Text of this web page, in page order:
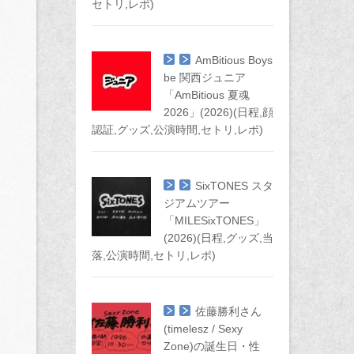
セトリ,レポ)
AmBitious Boys
be 関西ジュニア
「AmBitious 夏魂
2026」(2026)(日程,顔
認証,グッズ,公演時間,セトリ,レポ)
SixTONES スタ
ジアムツアー
「MILESixTONES」
(2026)(日程,グッズ,当
落,公演時間,セトリ,レポ)
佐藤勝利さん
(timelesz / Sexy
Zone)の誕生日・性